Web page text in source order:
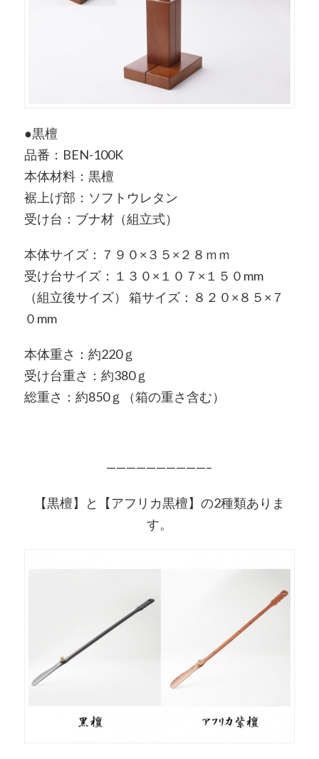
●黒檀
品番：BEN-100K
本体材料：黒檀
裾上げ部：ソフトウレタン
受け台：ブナ材（組立式）
本体サイズ：７９０×３５×２８ｍｍ
受け台サイズ：１３０×１０７×１５０mm
（組立後サイズ） 箱サイズ：８２０×８５×７
０mm
本体重さ：約220ｇ
受け台重さ：約380ｇ
総重さ：約850ｇ（箱の重さ含む）
——————————–
【黒檀】と【アフリカ黒檀】の2種類ありま
す。